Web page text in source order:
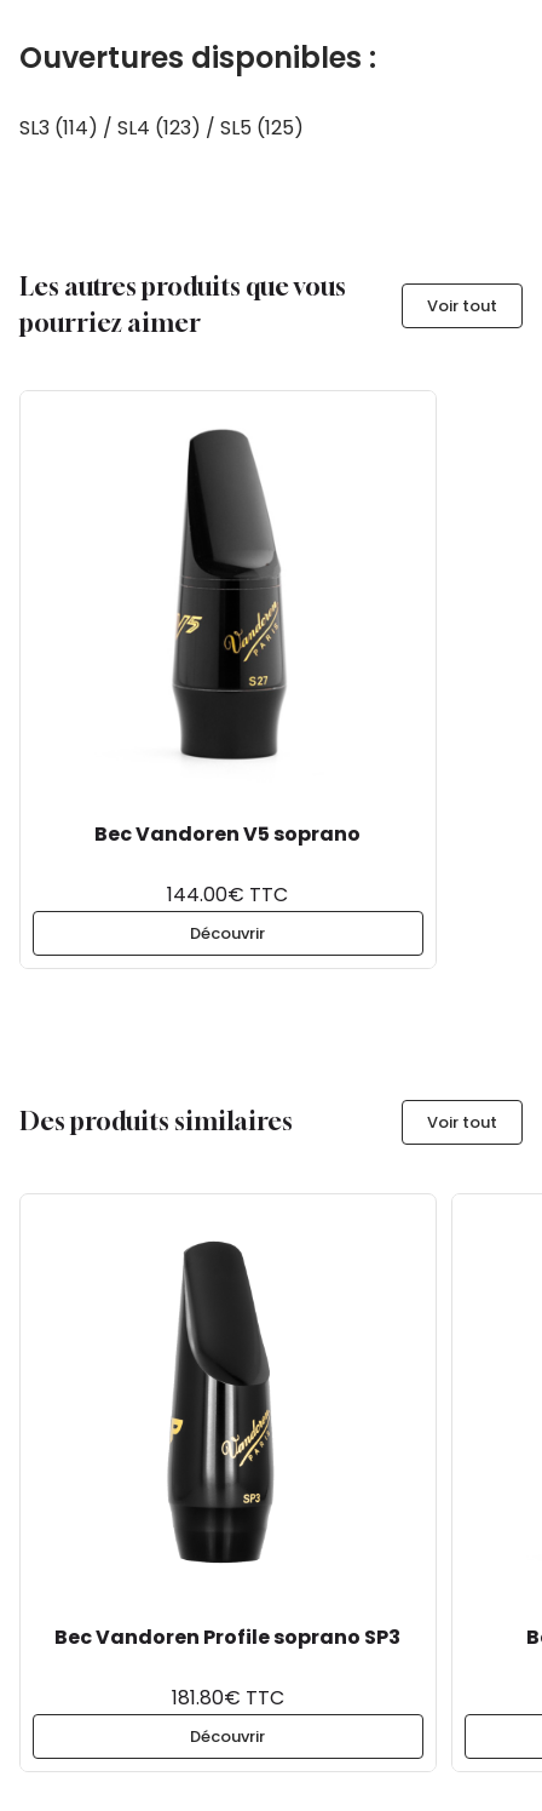
Ouvertures disponibles :
SL3 (114) / SL4 (123) / SL5 (125)
Les autres produits que vous
pourriez aimer
Voir tout
Bec Vandoren V5 soprano
144.00€ TTC
Découvrir
Des produits similaires Voir tout
Bec Vandoren Profile soprano SP3
181.80€ TTC
Découvrir